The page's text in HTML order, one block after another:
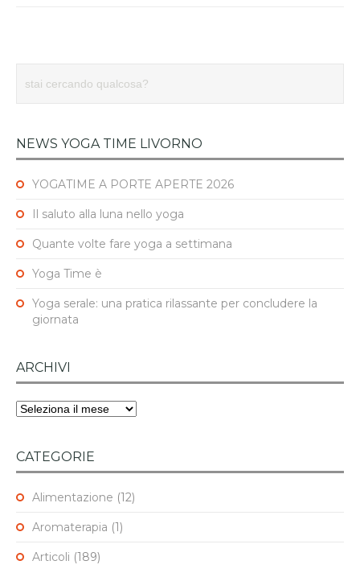
NEWS YOGA TIME LIVORNO
YOGATIME A PORTE APERTE 2026
Il saluto alla luna nello yoga
Quante volte fare yoga a settimana
Yoga Time è
Yoga serale: una pratica rilassante per concludere la
giornata
ARCHIVI
Archivi
CATEGORIE
Alimentazione (12)
Aromaterapia (1)
Articoli (189)